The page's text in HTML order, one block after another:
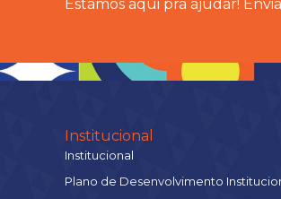
Estamos aqui pra ajudar!
Institucional
Institucional
Plano de Desenvolvimento